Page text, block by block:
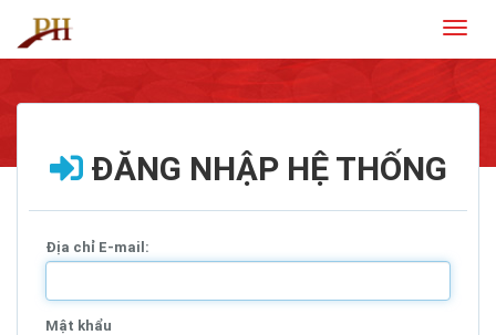
ĐĂNG NHẬP HỆ THỐNG
Địa chỉ E-mail:
Mật khẩu